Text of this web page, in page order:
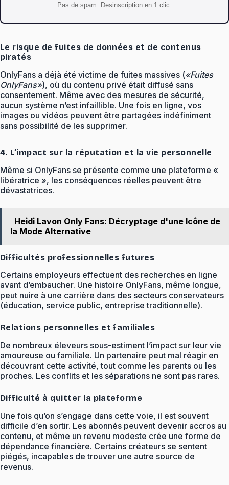
Pas de spam. Desinscription en 1 clic.
Le risque de fuites de données et de contenus
piratés
OnlyFans a déjà été victime de fuites massives («Fuites
OnlyFans»), où du contenu privé était diffusé sans
consentement. Même avec des mesures de sécurité,
aucun système n’est infaillible. Une fois en ligne, vos
images ou vidéos peuvent être partagées indéfiniment
sans possibilité de les supprimer.
4. L’impact sur la réputation et la vie personnelle
Même si OnlyFans se présente comme une plateforme «
libératrice », les conséquences réelles peuvent être
dévastatrices.
Heidi Lavon Only Fans: Décryptage d'une Icône de
la Mode Alternative
Difficultés professionnelles futures
Certains employeurs effectuent des recherches en ligne
avant d’embaucher. Une histoire OnlyFans, même longue,
peut nuire à une carrière dans des secteurs conservateurs
(éducation, service public, entreprise traditionnelle).
Relations personnelles et familiales
De nombreux éleveurs sous-estiment l’impact sur leur vie
amoureuse ou familiale. Un partenaire peut mal réagir en
découvrant cette activité, tout comme les parents ou les
proches. Les conflits et les séparations ne sont pas rares.
Difficulté à quitter la plateforme
Une fois qu’on s’engage dans cette voie, il est souvent
difficile d’en sortir. Les abonnés peuvent devenir accros au
contenu, et même un revenu modeste crée une forme de
dépendance financière. Certains créateurs se sentent
piégés, incapables de trouver une autre source de
revenus.